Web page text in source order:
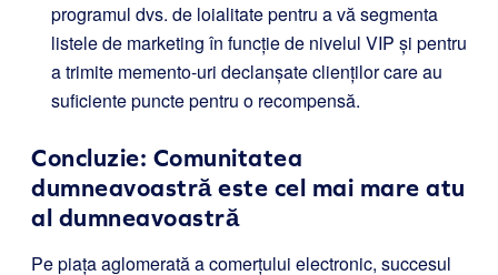
programul dvs. de loialitate pentru a vă segmenta
listele de marketing în funcție de nivelul VIP și pentru
a trimite memento-uri declanșate clienților care au
suficiente puncte pentru o recompensă.
Concluzie: Comunitatea
dumneavoastră este cel mai mare atu
al dumneavoastră
Pe piața aglomerată a comerțului electronic, succesul